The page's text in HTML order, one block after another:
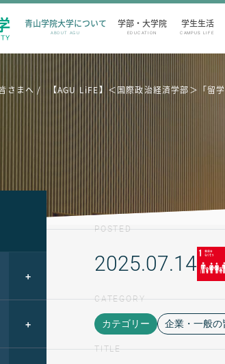
青山学院大学について
ABOUT AGU
学部・大学院
EDUCATION
学生生活
CAMPUS LIFE
さまへ 【AGU LiFE】＜国際政治経済学部＞「
POSTED
2025.07.14
CATEGORY
カテゴリー 企業・一般の
TITLE